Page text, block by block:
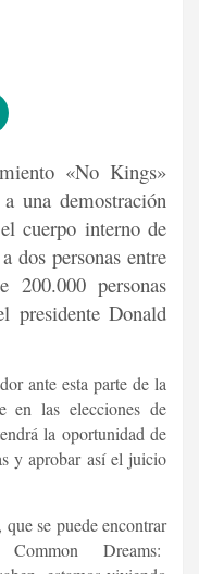
«No Kings»
una demostración
cuerpo interno de
dos personas entre
200.000 personas
presidente Donald
ante esta parte de la
en las elecciones de
la oportunidad de
y aprobar así el juicio
se puede encontrar
Dreams: